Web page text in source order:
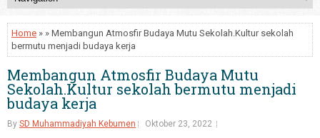
Home » » Membangun Atmosfir Budaya Mutu Sekolah.Kultur sekolah
bermutu menjadi budaya kerja
Membangun Atmosfir Budaya Mutu
Sekolah.Kultur sekolah bermutu menjadi
budaya kerja
By SD Muhammadiyah Kebumen Oktober 23, 2022